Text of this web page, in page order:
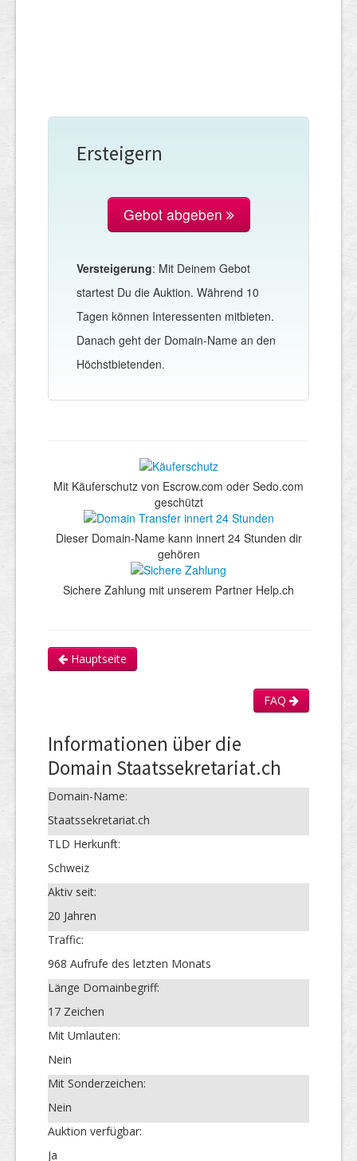
Ersteigern
Gebot abgeben
Versteigerung: Mit Deinem Gebot
startest Du die Auktion. Während 10
Tagen können Interessenten mitbieten.
Danach geht der Domain-Name an den
Höchstbietenden.
Mit Käuferschutz von Escrow.com oder Sedo.com
geschützt
Dieser Domain-Name kann innert 24 Stunden dir
gehören
Sichere Zahlung mit unserem Partner Help.ch
Hauptseite
FAQ
Informationen über die
Domain Staatssekretariat.ch
Domain-Name:
Staatssekretariat.ch
TLD Herkunft:
Schweiz
Aktiv seit:
20 Jahren
Traffic:
968 Aufrufe des letzten Monats
Länge Domainbegriff:
17 Zeichen
Mit Umlauten:
Nein
Mit Sonderzeichen:
Nein
Auktion verfügbar:
Ja